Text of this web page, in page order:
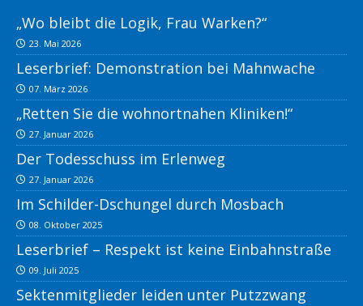
„Wo bleibt die Logik, Frau Warken?“
23. Mai 2026
Leserbrief: Demonstration bei Mahnwache
07. März 2026
„Retten Sie die wohnortnahen Kliniken!“
27. Januar 2026
Der Todesschuss im Erlenweg
27. Januar 2026
Im Schilder-Dschungel durch Mosbach
08. Oktober 2025
Leserbrief – Respekt ist keine Einbahnstraße
09. Juli 2025
Sektenmitglieder leiden unter Putzzwang